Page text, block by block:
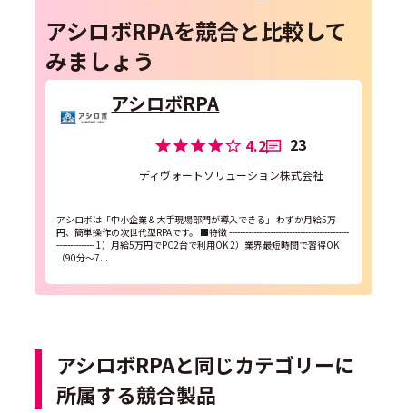
アシロボRPAを競合と比較して
みましょう
アシロボRPA
4.2 23
ディヴォートソリューション株式会社
アシロボは「中小企業＆大手現場部門が導入できる」 わずか月給5万
円、簡単操作の次世代型RPAです。 ■特徴 --------------------------------------------
-------------- 1）月給5万円でPC2台で利用OK 2）業界最短時間で習得OK
（90分～7...
アシロボRPAと同じカテゴリーに
所属する競合製品